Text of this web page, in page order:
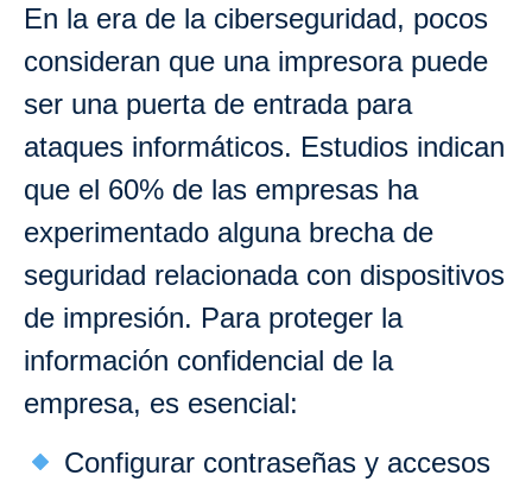
En la era de la ciberseguridad, pocos
consideran que una impresora puede
ser una puerta de entrada para
ataques informáticos. Estudios indican
que el 60% de las empresas ha
experimentado alguna brecha de
seguridad relacionada con dispositivos
de impresión. Para proteger la
información confidencial de la
empresa, es esencial:
Configurar contraseñas y accesos